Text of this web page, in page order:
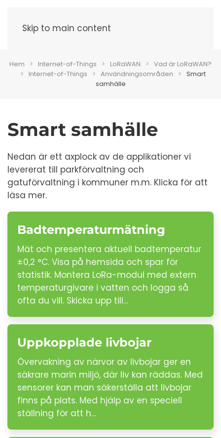
Skip to main content
Hem Internet-of-Things LoRaWAN
Vad är LoRaWAN?
Internet-of-Things
Användningsområden
Smart
samhälle
Smart samhälle
Nedan är ett axplock av de applikationer vi
levererat till parkförvaltning och
gatuförvaltning i kommuner m.m. Klicka för att
läsa mer.
Badtemperaturmätning
Mät och presentera aktuell badtemperatur
±0,2 °C. Visa på hemsida och spar för
statistik. Montera LoRa-modul med extern
temperaturgivare i vatten och logga så
ofta du vill. Skicka upp till…
Uppkopplade livbojar
Övervakning av närvor av livbojar ger en
säkrare marin miljö, där liv kan räddas. Med
sensorer kan man säkerställa att livbojar
finns på plats. Med hjälp av en speciell
ställning för att h…